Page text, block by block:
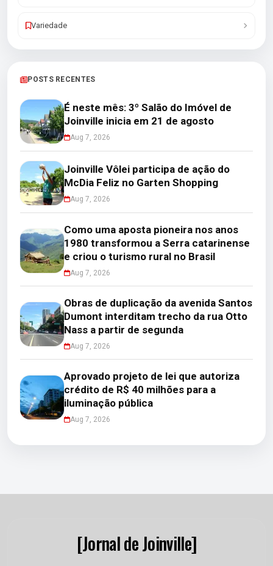
Variedade
POSTS RECENTES
É neste mês: 3º Salão do Imóvel de
Joinville inicia em 21 de agosto
Aug 7, 2026
Joinville Vôlei participa de ação do
McDia Feliz no Garten Shopping
Aug 7, 2026
Como uma aposta pioneira nos anos
1980 transformou a Serra catarinense
e criou o turismo rural no Brasil
Aug 7, 2026
Obras de duplicação da avenida Santos
Dumont interditam trecho da rua Otto
Nass a partir de segunda
Aug 7, 2026
Aprovado projeto de lei que autoriza
crédito de R$ 40 milhões para a
iluminação pública
Aug 7, 2026
[Jornal de Joinville]